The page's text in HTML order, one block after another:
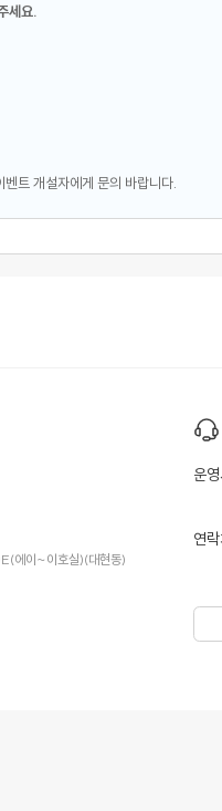
세요.
트 개설자에게 문의 바랍니다.
에이~이호실)(대현동)
운
연